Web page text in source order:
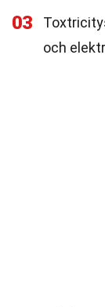
03
och